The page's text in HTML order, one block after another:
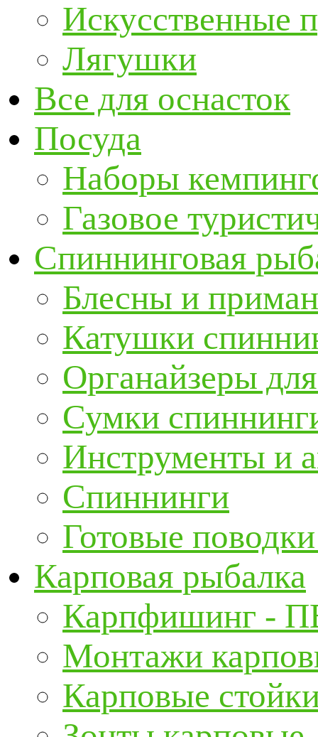
Искусственные
Лягушки
Все для оснасток
Посуда
Наборы
Газовое
Спиннинговая
Блесны и
Катушки
Органайзеры
Сумки
Инструменты и
Спиннинги
Готовые
Карповая рыбалка
Карпфишинг -
Монтажи
Карповые